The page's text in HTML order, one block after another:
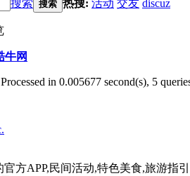
搜索 搜索 热搜: 活动 交友 discuz
牛网
in 0.005677 second(s), 5
方APP,民间活动,特色美食,旅游